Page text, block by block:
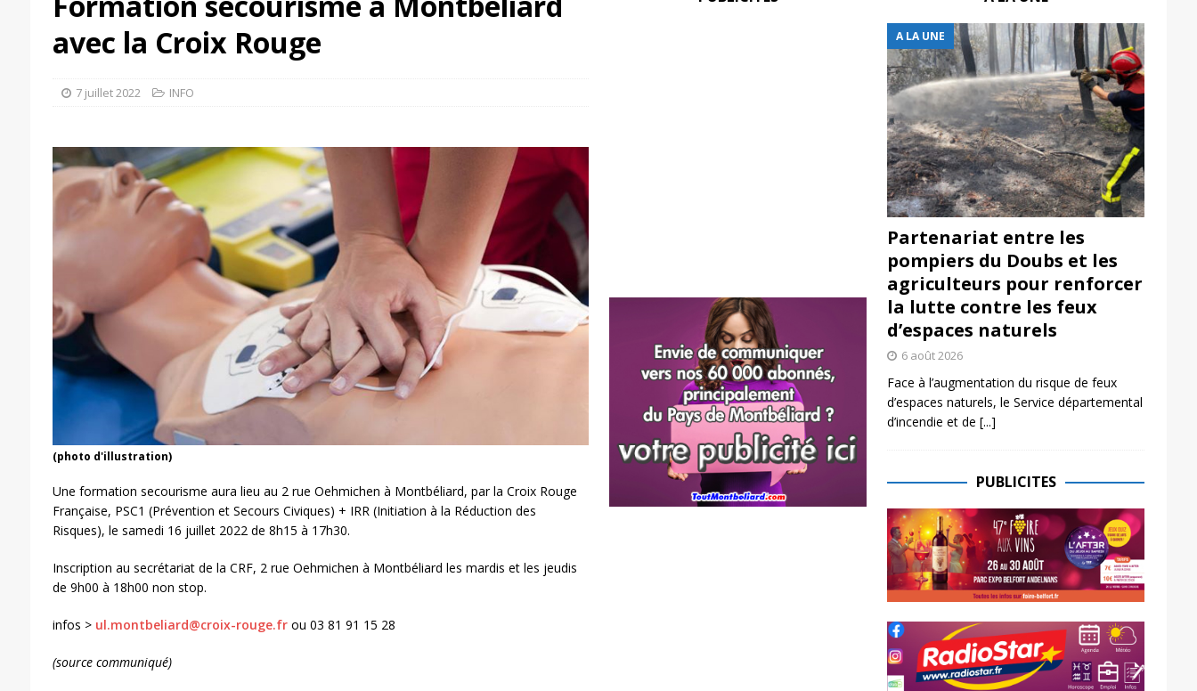
avec la Croix Rouge
7 juillet 2022 INFO
(photo d'illustration)
Une formation secourisme aura lieu au 2 rue Oehmichen à Montbéliard, par la Croix Rouge
Française, PSC1 (Prévention et Secours Civiques) + IRR (Initiation à la Réduction des
Risques), le samedi 16 juillet 2022 de 8h15 à 17h30.
Inscription au secrétariat de la CRF, 2 rue Oehmichen à Montbéliard les mardis et les jeudis
de 9h00 à 18h00 non stop.
infos > ul.montbeliard@croix-rouge.frou 03 81 91 15 28
(source communiqué)
A LA UNE
Partenariat entre les
pompiers du Doubs et les
agriculteurs pour renforcer
la lutte contre les feux
d’espaces naturels
6 août 2026
Face à l’augmentation du risque de feux
d’espaces naturels, le Service départemental
d’incendie et de [...]
PUBLICITES